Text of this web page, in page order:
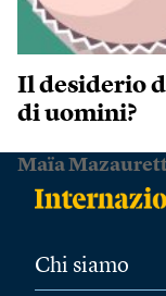
Il desiderio
di uomini?
Maïa
Chi siamo